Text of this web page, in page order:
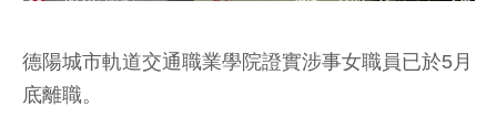
德陽城市軌道交通職業學院證實涉事女職員已於5月
底離職。